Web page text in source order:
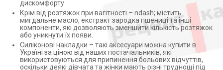
дискомфорту.
Крім від розтяжок при вагітності – ndash; містить
мигдальне масло, екстракт зародка пшениці та інші
компоненти, які дозволяють зменшити кількість розтяжок
або уникнути їх появи.
Силіконові накладки – такі аксесуари можна купити в
Україні за ціною від наших постачальників, які
використовуються для припинення больових відчуттів,
оскільки деякі дівчата та жінки мають різні труднощі під